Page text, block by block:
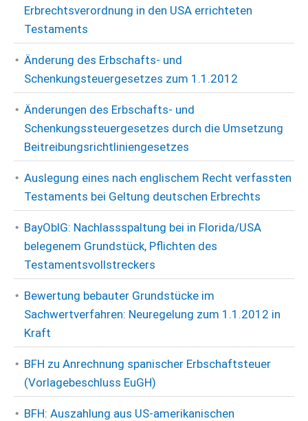
Erbrechtsverordnung in den USA errichteten
Testaments
Änderung des Erbschafts- und
Schenkungsteuergesetzes zum 1.1.2012
Änderungen des Erbschafts- und
Schenkungssteuergesetzes durch die Umsetzung
Beitreibungsrichtliniengesetzes
Auslegung eines nach englischem Recht verfassten
Testaments bei Geltung deutschen Erbrechts
BayOblG: Nachlassspaltung bei in Florida/USA
belegenem Grundstück, Pflichten des
Testamentsvollstreckers
Bewertung bebauter Grundstücke im
Sachwertverfahren: Neuregelung zum 1.1.2012 in
Kraft
BFH zu Anrechnung spanischer Erbschaftsteuer
(Vorlagebeschluss EuGH)
BFH: Auszahlung aus US-amerikanischen